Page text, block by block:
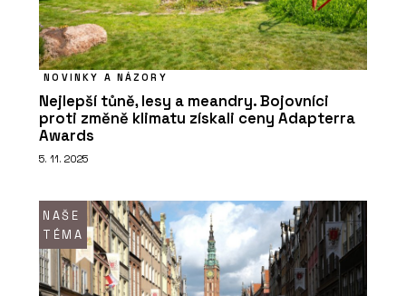
NOVINKY A NÁZORY
Nejlepší tůně, lesy a meandry. Bojovníci
proti změně klimatu získali ceny Adapterra
Awards
5. 11. 2025
NAŠE
TÉMA